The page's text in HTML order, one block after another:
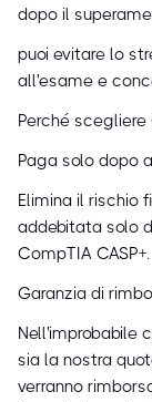
dopo il
puoi evitare lo
all'esame e
Perché scegliere
Paga solo dopo
Elimina il rischio
addebitata solo
CompTIA CASP+.
Garanzia di
Nell'improbabile
sia la nostra
verranno